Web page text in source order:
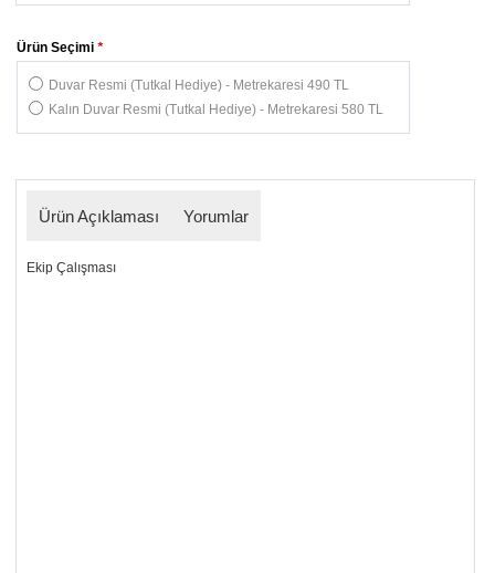
*
Ürün Seçimi
Duvar Resmi (Tutkal Hediye) - Metrekaresi 490 TL
Kalın Duvar Resmi (Tutkal Hediye) - Metrekaresi 580 TL
Ürün Açıklaması Yorumlar
Ekip Çalışması